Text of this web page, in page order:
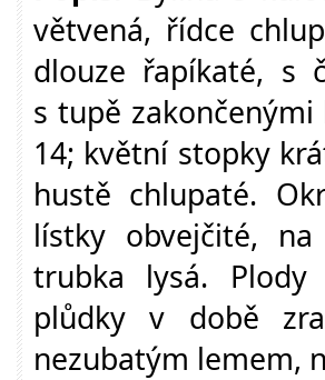
větvená, řídce
dlouze řapíkaté, s
s tupě
14; květní stopky
hustě chlupaté.
lístky obvejčité,
trubka lysá. Plody
plůdky v době
nezubatým lemem,